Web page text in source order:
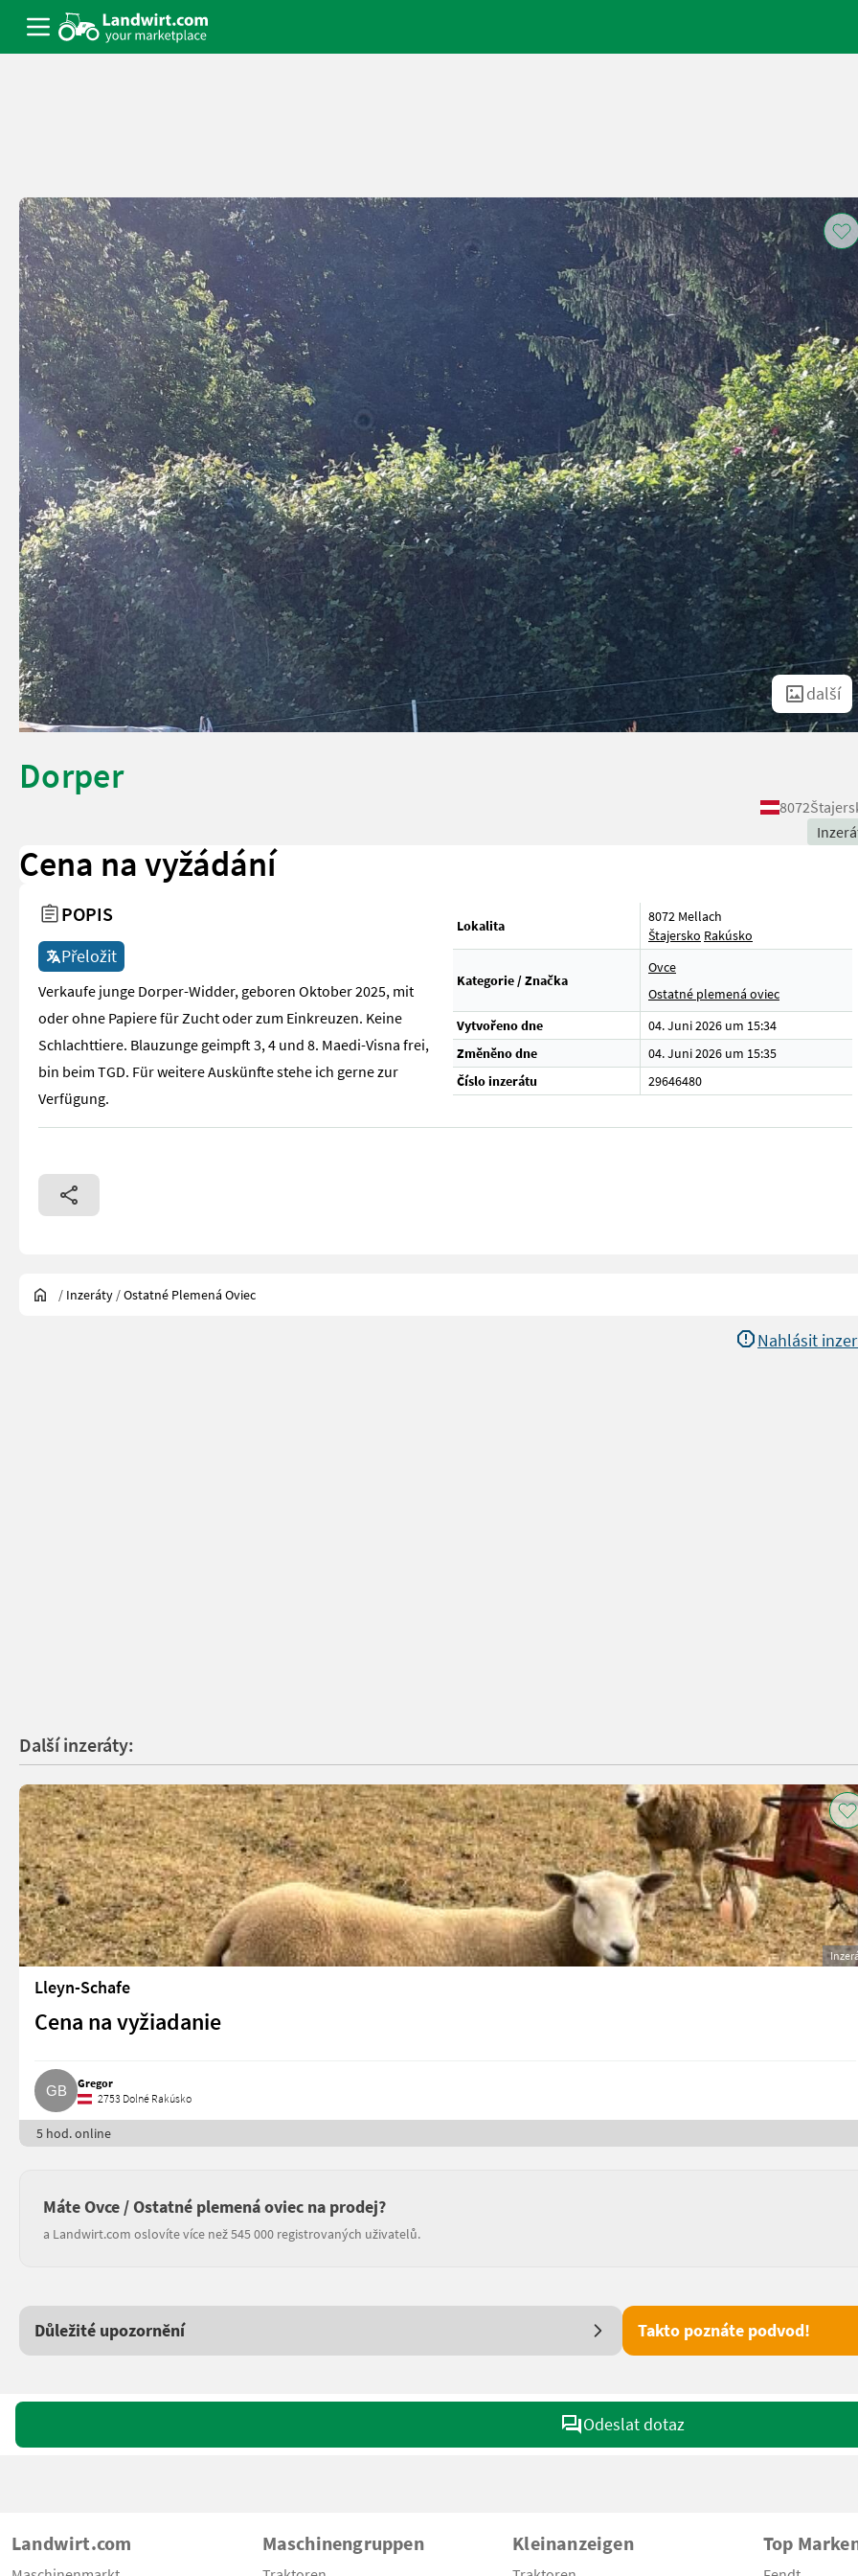
další
Dorper
8072
Cena na vyžádání
POPIS
Přeložit
Verkaufe junge Dorper-Widder, geboren Oktober 2025, mit
oder ohne Papiere für Zucht oder zum Einkreuzen. Keine
Schlachttiere. Blauzunge geimpft 3, 4 und 8. Maedi-Visna frei,
bin beim TGD. Für weitere Auskünfte stehe ich gerne zur
Verfügung.
Lokalita
8072 Mellach
Štajersko Rakúsko
Kategorie / Značka
Ovce
Ostatné plemená oviec
Vytvořeno dne
04. Juni 2026 um 15:34
Změněno dne
04. Juni 2026 um 15:35
Číslo inzerátu
29646480
/ Inzeráty /Ostatné Plemená Oviec
Nahlásit
Další inzeráty:
Lleyn-Schafe
Cena na vyžiadanie
Gregor
2753 Dolné Rakúsko
5 hod. online
Máte Ovce / Ostatné plemená oviec na prodej?
a Landwirt.com oslovíte více než 545 000 registrovaných uživatelů.
Důležité upozornění Takto poznáte podvod!
Odeslat dotaz
Landwirt.com Maschinengruppen Kleinanzeigen Top